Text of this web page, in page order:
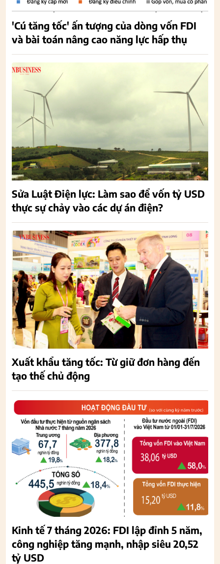
'Cú tăng tốc' ấn tượng của dòng vốn FDI
và bài toán nâng cao năng lực hấp thụ
Sửa Luật Điện lực: Làm sao để vốn tỷ USD
thực sự chảy vào các dự án điện?
Xuất khẩu tăng tốc: Từ giữ đơn hàng đến
tạo thế chủ động
Kinh tế 7 tháng 2026: FDI lập đỉnh 5 năm,
công nghiệp tăng mạnh, nhập siêu 20,52
tỷ USD